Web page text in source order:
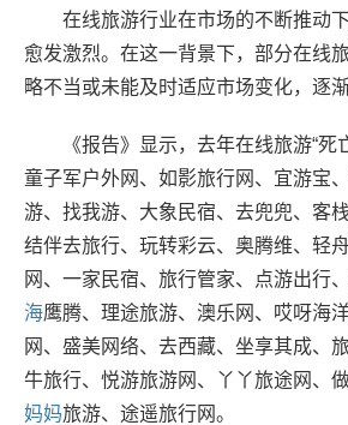
在线旅游行业在市场的不断推动
愈发激烈。在这一背景下，部分在线
略不当或未能及时适应市场变化，逐
《报告》显示，去年在线旅游“死
童子军户外网、如影旅行网、宜游宝
游、找我游、大象民宿、去兜兜、客
结伴去旅行、玩转彩云、奥腾维、轻
网、一家民宿、旅行管家、点游出行
海鹰腾、理途旅游、澳乐网、哎呀海
网、盛美网络、去西藏、坐享其成、
牛旅行、悦游旅游网、丫丫旅途网、
妈妈旅游、途遥旅行网。